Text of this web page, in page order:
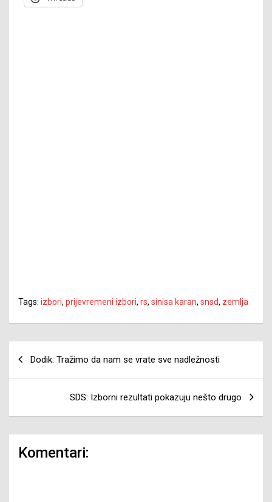
Tags: izbori, prijevremeni izbori, rs, sinisa karan, snsd, zemlja
Dodik: Tražimo da nam se vrate sve nadležnosti
SDS: Izborni rezultati pokazuju nešto drugo
Komentari: